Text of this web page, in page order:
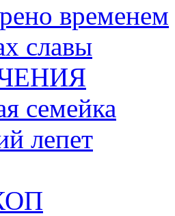
временем
славы
семейка
лепет